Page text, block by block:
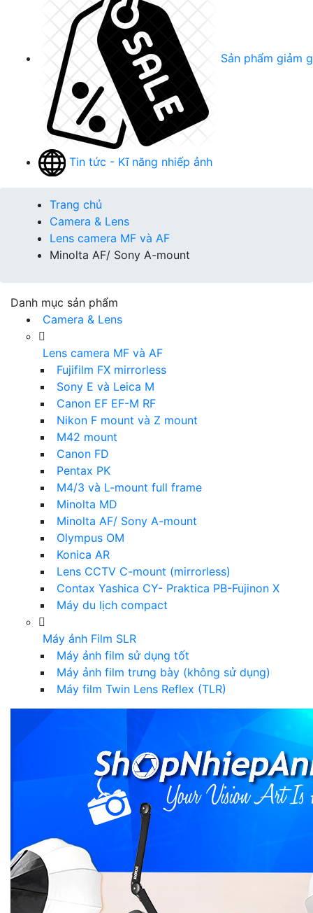
Sản phẩm giảm
Tin tức - Kĩ năng nhiếp ảnh
Trang chủ
Camera & Lens
Lens camera MF và AF
Minolta AF/ Sony A-mount
Danh mục sản phẩm
Camera & Lens
Lens camera MF và AF
Fujifilm FX mirrorless
Sony E và Leica M
Canon EF EF-M RF
Nikon F mount và Z mount
M42 mount
Canon FD
Pentax PK
M4/3 và L-mount full frame
Minolta MD
Minolta AF/ Sony A-mount
Olympus OM
Konica AR
Lens CCTV C-mount (mirrorless)
Contax Yashica CY- Praktica PB-Fujinon X
Máy du lịch compact
Máy ảnh Film SLR
Máy ảnh film sử dụng tốt
Máy ảnh film trưng bày (không sử dụng)
Máy film Twin Lens Reflex (TLR)